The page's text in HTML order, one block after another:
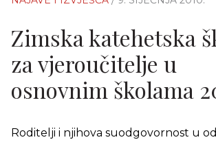
Zimska katehetska
za vjeroučitelje u
osnovnim školama
Roditelji i njihova suodgovornost u